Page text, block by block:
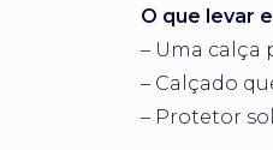
O que levar
– Uma calça
– Calçado
– Protetor